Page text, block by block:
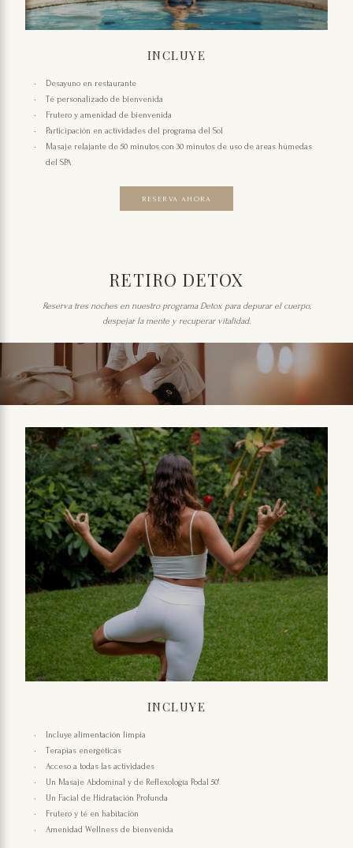
INCLUYE
Desayuno en restaurante
Té personalizado de bienvenida
Frutero y amenidad de bienvenida
Participación en actividades del programa del Sol
Masaje relajante de 50 minutos con 30 minutos de uso de áreas húmedas
del SPA
RESERVA AHORA
RETIRO DETOX
Reserva tres noches en nuestro programa Detox para depurar el cuerpo,
despejar la mente y recuperar vitalidad.
INCLUYE
Incluye alimentación limpia
Terapias energéticas
Acceso a todas las actividades
Un Masaje Abdominal y de Reflexología Podal 50'
Un Facial de Hidratación Profunda
Frutero y té en habitación
Amenidad Wellness de bienvenida